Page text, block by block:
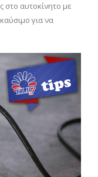
στο αυτοκίνητο με
για να